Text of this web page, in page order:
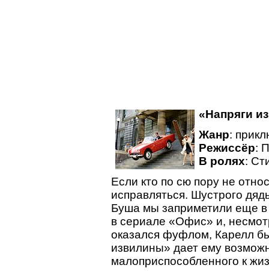
«Напряги
Жанр:
Режиссёр:
В ролях:
Если кто по сю пору не
исправляться. Шустрого
Буша мы заприметили еще в
в сериале «Офис» и,
оказался фуфлом, Карелл
извилины» дает ему
малоприспособленного к